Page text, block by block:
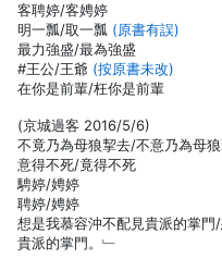
客聘婷/客娉婷
明一瓢/取一瓢 (原書有誤)
最力強盛/最為強盛
#王公/王爺 (按原書未改)
在你是前輩/枉你是前輩
(京城過客 2016/5/6)
不竟乃為母狼挈去/不意乃為母
意得不死/竟得不死
騁婷/娉婷
聘婷/娉婷
想是我慕容沖不配見貴派的掌門
貴派的掌門。﹂